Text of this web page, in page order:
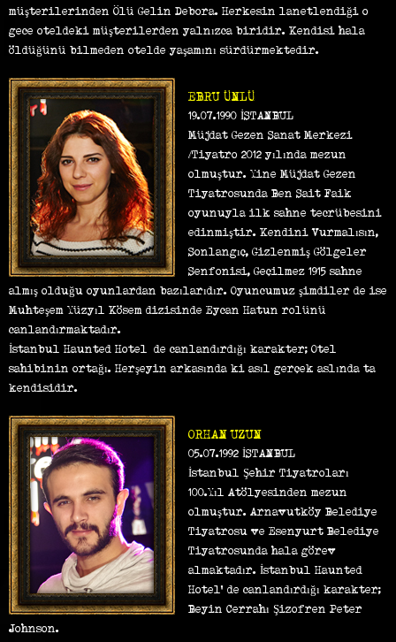
müşterilerinden Ölü Gelin Debora. Herkesin lanetlendiği o
gece oteldeki müşterilerden yalnızca biridir. Kendisi hala
öldüğünü bilmeden otelde yaşamını sürdürmektedir.
EBRU ÜNLÜ
19.07.1990 İSTANBUL
Müjdat Gezen Sanat Merkezi
/Tiyatro 2012 yılında mezun
olmuştur. Yine Müjdat Gezen
Tiyatrosunda Ben Sait Faik
oyunuyla ilk sahne tecrübesini
edinmiştir. Kendini Vurmalısın,
Sonlangıç, Gizlenmiş Gölgeler
Senfonisi, Geçilmez 1915 sahne
almış olduğu oyunlardan bazılarıdır. Oyuncumuz şimdiler de ise
Muhteşem Yüzyıl Kösem dizisinde Eycan Hatun rolünü
canlandırmaktadır.
İstanbul Haunted Hotel’ de canlandırdığı karakter; Otel
sahibinin ortağı. Herşeyin arkasında ki asıl gerçek aslında ta
kendisidir.
ORHAN UZUN
05.07.1992 İSTANBUL
İstanbul Şehir Tiyatroları
100.Yıl Atölyesinden mezun
olmuştur. Arnavutköy Belediye
Tiyatrosu ve Esenyurt Belediye
Tiyatrosunda hala görev
almaktadır. İstanbul Haunted
Hotel' de canlandırdığı karakter;
Beyin Cerrahı Şizofren Peter
Johnson.